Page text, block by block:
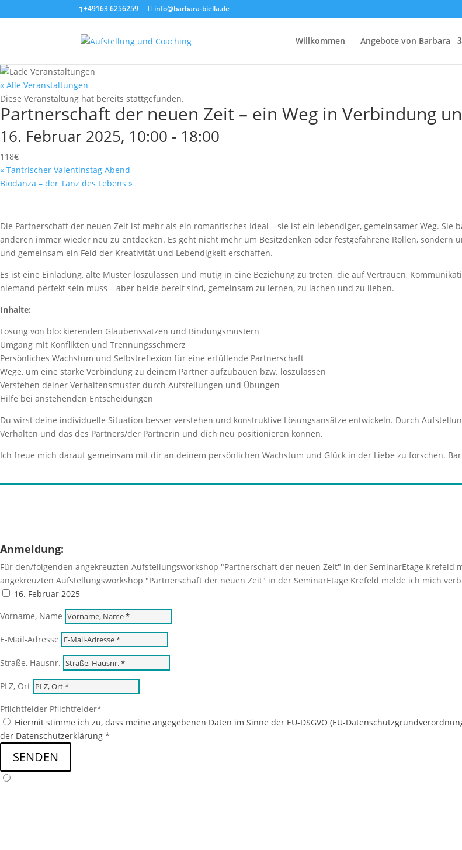
+49163 6256259 info@barbara-biella.de
Willkommen Angebote von Barbara
« Alle Veranstaltungen
Diese Veranstaltung hat bereits stattgefunden.
Partnerschaft der neuen Zeit – ein Weg in Verbindung
16. Februar 2025, 10:00 - 18:00
118€
« Tantrischer Valentinstag Abend
Biodanza – der Tanz des Lebens »
Die Partnerschaft der neuen Zeit ist mehr als ein romantisches Ideal – sie ist ein lebendiger, gemeinsamer Weg.
anderen immer wieder neu zu entdecken. Es geht nicht mehr um Besitzdenken oder festgefahrene Rollen,
und gemeinsam ein Feld der Kreativität und Lebendigkeit erschaffen.
Es ist eine Einladung, alte Muster loszulassen und mutig in eine Beziehung zu treten, die auf Vertrauen,
niemand perfekt sein muss – aber beide bereit sind, gemeinsam zu lernen, zu lachen und zu lieben.
Inhalte:
Lösung von blockierenden Glaubenssätzen und Bindungsmustern
Umgang mit Konflikten und Trennungsschmerz
Persönliches Wachstum und Selbstreflexion für eine erfüllende Partnerschaft
Wege, um eine starke Verbindung zu deinem Partner aufzubauen bzw. loszulassen
Verstehen deiner Verhaltensmuster durch Aufstellungen und Übungen
Hilfe bei anstehenden Entscheidungen
Du wirst deine individuelle Situation besser verstehen und konstruktive Lösungsansätze entwickeln. Durch
Verhalten und das des Partners/der Partnerin und dich neu positionieren können.
Ich freue mich darauf gemeinsam mit dir an deinem persönlichen Wachstum und Glück in der Liebe zu forschen.
Anmeldung:
Für den/folgenden angekreuzten Aufstellungsworkshop "Partnerschaft der neuen Zeit" in der SeminarEtage Krefeld
angekreuzten Aufstellungsworkshop "Partnerschaft der neuen Zeit" in der SeminarEtage Krefeld melde ich mich
16. Februar 2025
Vorname, Name
E-Mail-Adresse
Straße, Hausnr.
PLZ, Ort
Pflichtfelder Pflichtfelder
Hiermit stimme ich zu, dass meine angegebenen Daten im Sinne der EU-DSGVO (EU-
der Datenschutzerklärung *
SENDEN